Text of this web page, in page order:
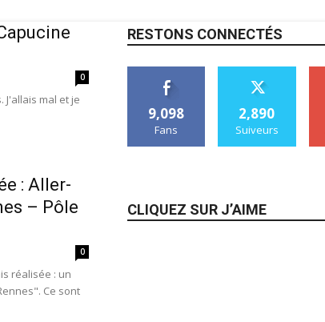
0
mal et je
: Aller-
– Pôle
0
réalisée : un
Ce sont
RESTONS CONNECTÉS
9,098
Fans
2,890
Suiveurs
CLIQUEZ SUR J’AIME